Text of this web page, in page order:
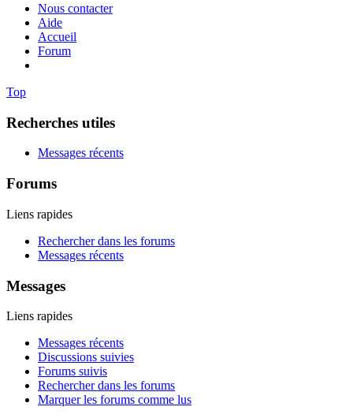
Nous contacter
Aide
Accueil
Forum
Top
Recherches utiles
Messages récents
Forums
Liens rapides
Rechercher dans les forums
Messages récents
Messages
Liens rapides
Messages récents
Discussions suivies
Forums suivis
Rechercher dans les forums
Marquer les forums comme lus